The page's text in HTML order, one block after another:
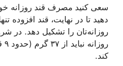
سعی کنید مصرف قند روزانه
روزانه‌تان را تشکیل دهد. در
کند.